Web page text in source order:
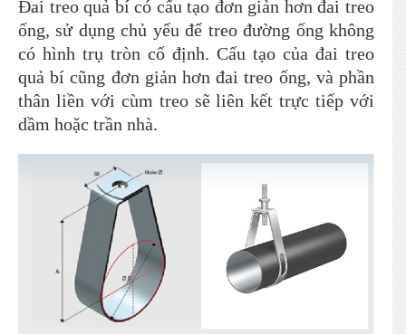
Đai treo quả bí có cấu tạo đơn giản hơn đai treo
ống, sử dụng chủ yếu để treo đường ống không
có hình trụ tròn cố định. Cấu tạo của đai treo
quả bí cũng đơn giản hơn đai treo ống, và phần
thân liền với cùm treo sẽ liên kết trực tiếp với
dầm hoặc trần nhà.